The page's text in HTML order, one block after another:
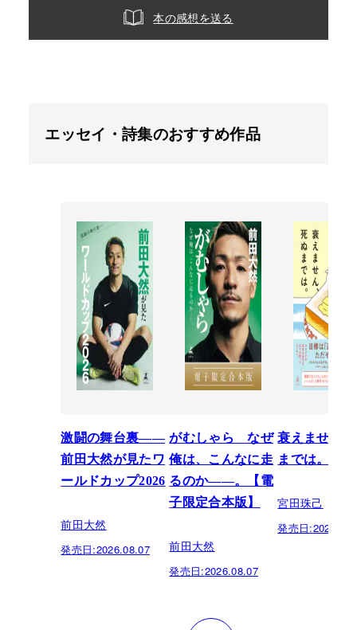
本の感想を送る
エッセイ・詩集のおすすめ作品
激闘の舞台裏――
前田大然が見たワ
ールドカップ2026
前田大然
発売日:2026.08.07
がむしゃら なぜ
俺は、こんなに走
るのか——。【電
子限定合本版】
前田大然
発売日:2026.08.07
衰えません
までは。
宮田珠己
発売日: